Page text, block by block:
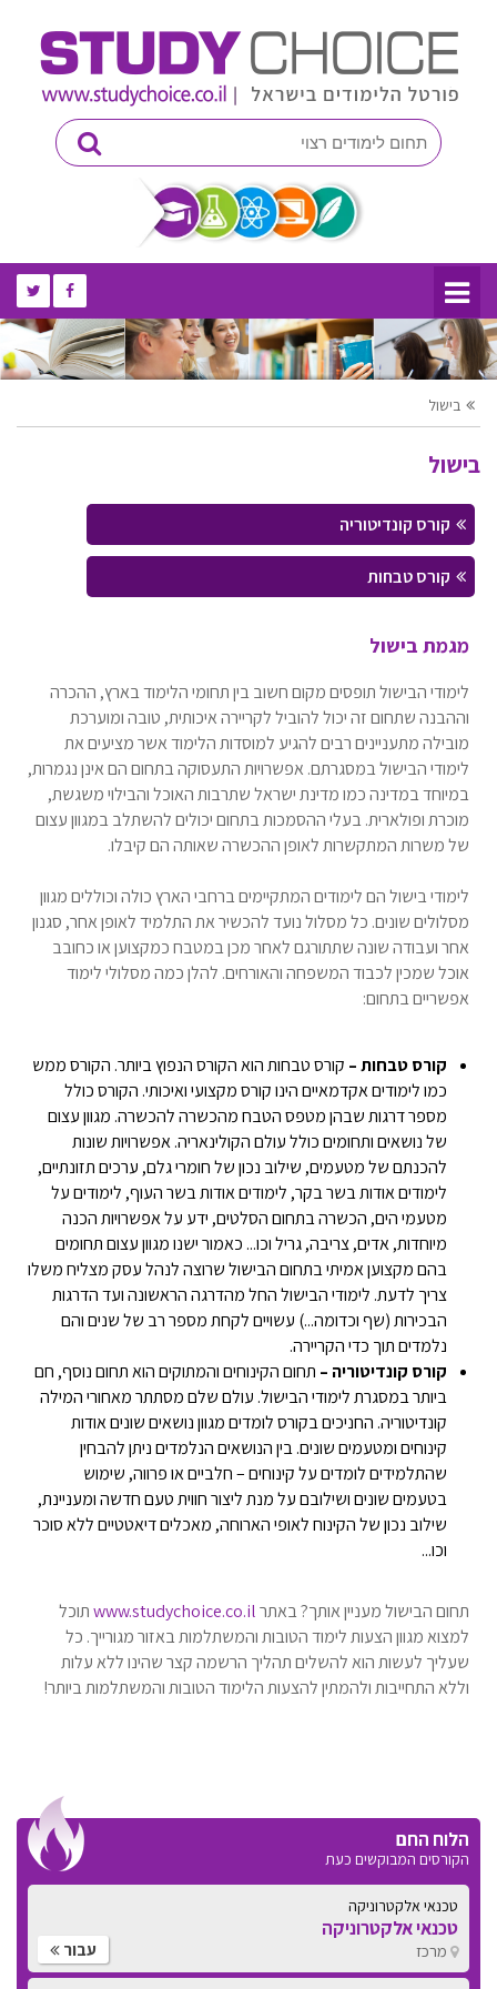
בישול
בישול
קורס קונדיטוריה
קורס טבחות
מגמת בישול
לימודי הבישול תופסים מקום חשוב בין תחומי הלימוד בארץ, ההכרה
וההבנה שתחום זה יכול להוביל לקריירה איכותית, טובה ומוערכת
מובילה מתעניינים רבים להגיע למוסדות הלימוד אשר מציעים את
לימודי הבישול במסגרתם. אפשרויות התעסוקה בתחום הם אינן נגמרות,
במיוחד במדינה כמו מדינת ישראל שתרבות האוכל והבילוי משגשת,
מוכרת ופולארית. בעלי ההסמכות בתחום יכולים להשתלב במגוון עצום
של משרות המתקשרות לאופן ההכשרה שאותה הם קיבלו.
לימודי בישול הם לימודים המתקיימים ברחבי הארץ כולה וכוללים מגוון
מסלולים שונים. כל מסלול נועד להכשיר את התלמיד לאופן אחר, סגנון
אחר ועבודה שונה שתתורגם לאחר מכן במטבח כמקצוען או כחובב
אוכל שמכין לכבוד המשפחה והאורחים. להלן כמה מסלולי לימוד
אפשריים בתחום:
קורס טבחות – קורס טבחות הוא הקורס הנפוץ ביותר. הקורס ממש
כמו לימודים אקדמאיים הינו קורס מקצועי ואיכותי. הקורס כולל
מספר דרגות שבהן מטפס הטבח מהכשרה להכשרה. מגוון עצום
של נושאים ותחומים כולל עולם הקולינאריה. אפשרויות שונות
להכנתם של מטעמים, שילוב נכון של חומרי גלם, ערכים תזונתיים,
לימודים אודות בשר בקר, לימודים אודות בשר העוף, לימודים על
מטעמי הים, הכשרה בתחום הסלטים, ידע על אפשרויות הכנה
מיוחדות, אדים, צריבה, גריל וכו... כאמור ישנו מגוון עצום תחומים
בהם מקצוען אמיתי בתחום הבישול שרוצה לנהל עסק מצליח משלו
צריך לדעת. לימודי הבישול החל מהדרגה הראשונה ועד הדרגות
הבכירות (שף וכדומה...) עשויים לקחת מספר רב של שנים והם
נלמדים תוך כדי הקריירה.
קורס קונדיטוריה – תחום הקינוחים והמתוקים הוא תחום נוסף, חם
ביותר במסגרת לימודי הבישול. עולם שלם מסתתר מאחורי המילה
קונדיטוריה. החניכים בקורס לומדים מגוון נושאים שונים אודות
קינוחים ומטעמים שונים. בין הנושאים הנלמדים ניתן להבחין
שהתלמידים לומדים על קינוחים – חלביים או פרווה, שימוש
בטעמים שונים ושילובם על מנת ליצור חווית טעם חדשה ומעניינת,
שילוב נכון של הקינוח לאופי הארוחה, מאכלים דיאטטיים ללא סוכר
וכו...
תחום הבישול מעניין אותך? באתרwww.studychoice.co.ilתוכל
למצוא מגוון הצעות לימוד הטובות והמשתלמות באזור מגורייך. כל
שעליך לעשות הוא להשלים תהליך הרשמה קצר שהינו ללא עלות
וללא התחייבות ולהמתין להצעות הלימוד הטובות והמשתלמות ביותר!
הלוח החם
הקורסים המבוקשים כעת
טכנאי אלקטרוניקה
טכנאי אלקטרוניקה
מרכז עבור